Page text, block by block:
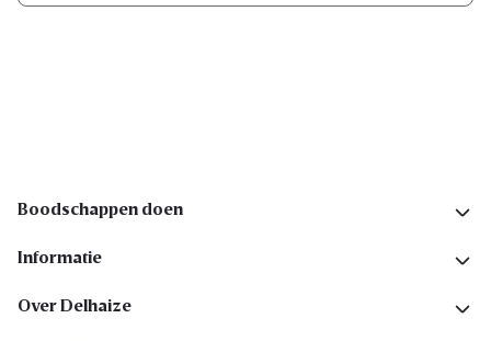
Boodschappen doen
Informatie
Over Delhaize